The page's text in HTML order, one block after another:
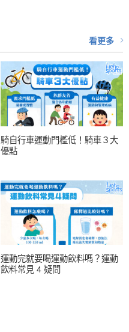
看更多
騎自行車運動門檻低！騎車３大
優點
運動完就要喝運動飲料嗎？運動
飲料常見 4 疑問